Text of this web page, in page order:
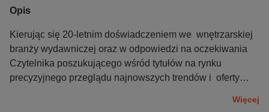
Opis
Kierując się 20-letnim doświadczeniem we wnętrzarskiej
branży wydawniczej oraz w odpowiedzi na oczekiwania
Czytelnika poszukującego wśród tytułów na rynku
precyzyjnego przeglądu najnowszych trendów i oferty
zagadnienia branży wnętrzarskich: KUCHNIE, ŁAZIENKI,
Więcej